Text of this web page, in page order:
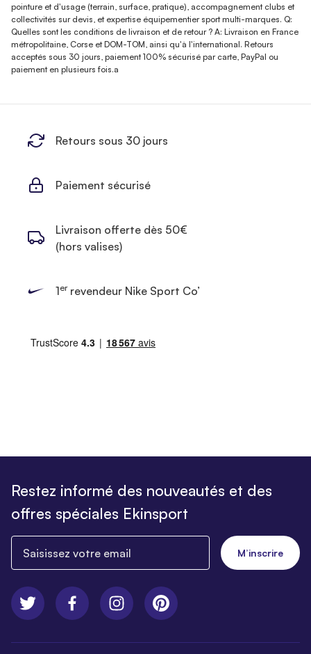
pointure et d'usage (terrain, surface, pratique), accompagnement clubs et
collectivités sur devis, et expertise équipementier sport multi-marques. Q:
Quelles sont les conditions de livraison et de retour ? A: Livraison en France
métropolitaine, Corse et DOM-TOM, ainsi qu'à l'international. Retours
acceptés sous 30 jours, paiement 100% sécurisé par carte, PayPal ou
paiement en plusieurs fois.a
Retours sous 30 jours
Paiement sécurisé
Livraison offerte dès 50€
(hors valises)
1errevendeur Nike Sport Co’
Restez informé des nouveautés et des
offres spéciales Ekinsport
M’inscrire